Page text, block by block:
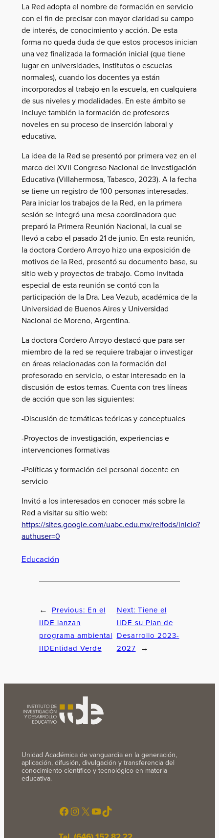
La Red adopta el nombre de formación en servicio
con el fin de precisar con mayor claridad su campo
de interés, de conocimiento y acción. De esta
forma no queda duda de que estos procesos inician
una vez finalizada la formación inicial (que tiene
lugar en universidades, institutos o escuelas
normales), cuando los docentes ya están
incorporados al trabajo en la escuela, en cualquiera
de sus niveles y modalidades. En este ámbito se
incluye también la formación de profesores
noveles en su proceso de inserción laboral y
educativa.
La idea de la Red se presentó por primera vez en el
marco del XVII Congreso Nacional de Investigación
Educativa (Villahermosa, Tabasco, 2023). A la fecha
se tiene un registro de 100 personas interesadas.
Para iniciar los trabajos de la Red, en la primera
sesión se integró una mesa coordinadora que
preparó la Primera Reunión Nacional, la cual se
llevó a cabo el pasado 21 de junio. En esta reunión,
la doctora Cordero Arroyo hizo una exposición de
motivos de la Red, presentó su documento base, su
sitio web y proyectos de trabajo. Como invitada
especial de esta reunión se contó con la
participación de la Dra. Lea Vezub, académica de la
Universidad de Buenos Aires y Universidad
Nacional de Moreno, Argentina.
La doctora Cordero Arroyo destacó que para ser
miembro de la red se requiere trabajar o investigar
en áreas relacionadas con la formación del
profesorado en servicio, o estar interesado en la
discusión de estos temas. Cuenta con tres líneas
de acción que son las siguientes:
-Discusión de temáticas teóricas y conceptuales
-Proyectos de investigación, experiencias e
intervenciones formativas
-Políticas y formación del personal docente en
servicio
Invitó a los interesados en conocer más sobre la
Red a visitar su sitio web:
https://sites.google.com/uabc.edu.mx/reifods/inicio?
authuser=0
Educación
← Previous: En el
IIDE lanzan
programa ambiental
IIDEntidad Verde
Next: Tiene el
IIDE su Plan de
Desarrollo 2023-
2027
→
Unidad Académica de vanguardia en la generación,
aplicación, difusión, divulgación y transferencia del
conocimiento científico y tecnológico en materia
educativa.
Facebook Instagram X YouTube TikTok